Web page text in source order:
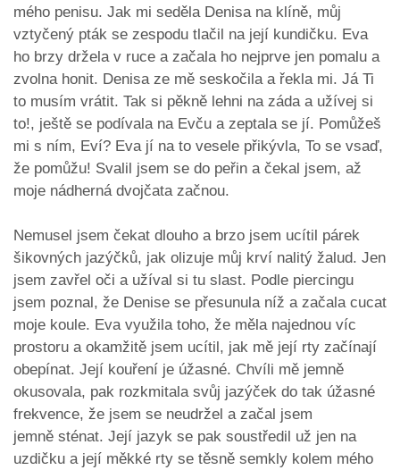
mého penisu. Jak mi seděla Denisa na klíně, můj
vztyčený pták se zespodu tlačil na její kundičku. Eva
ho brzy držela v ruce a začala ho nejprve jen pomalu a
zvolna honit. Denisa ze mě seskočila a řekla mi. Já Ti
to musím vrátit. Tak si pěkně lehni na záda a užívej si
to!, ještě se podívala na Evču a zeptala se jí. Pomůžeš
mi s ním, Eví? Eva jí na to vesele přikývla, To se vsaď,
že pomůžu! Svalil jsem se do peřin a čekal jsem, až
moje nádherná dvojčata začnou.
Nemusel jsem čekat dlouho a brzo jsem ucítil párek
šikovných jazýčků, jak olizuje můj krví nalitý žalud. Jen
jsem zavřel oči a užíval si tu slast. Podle piercingu
jsem poznal, že Denise se přesunula níž a začala cucat
moje koule. Eva využila toho, že měla najednou víc
prostoru a okamžitě jsem ucítil, jak mě její rty začínají
obepínat. Její kouření je úžasné. Chvíli mě jemně
okusovala, pak rozkmitala svůj jazýček do tak úžasné
frekvence, že jsem se neudržel a začal jsem
jemně sténat. Její jazyk se pak soustředil už jen na
uzdičku a její měkké rty se těsně semkly kolem mého